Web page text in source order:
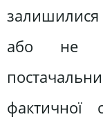
залишилися
або не
фактичної